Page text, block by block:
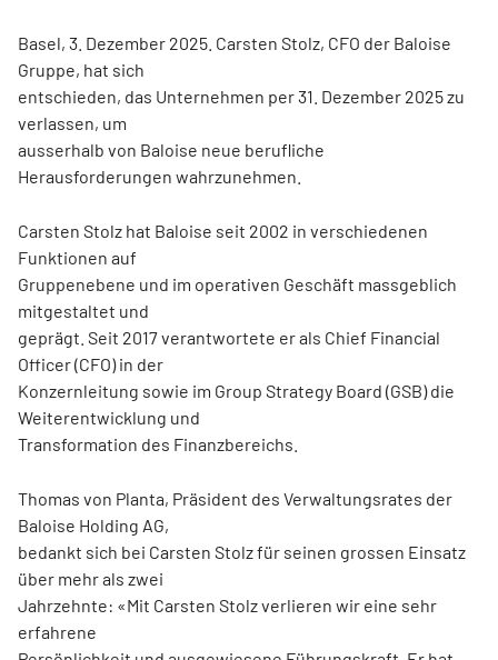
Basel, 3. Dezember 2025. Carsten Stolz, CFO der Baloise
Gruppe, hat sich
entschieden, das Unternehmen per 31. Dezember 2025 zu
verlassen, um
ausserhalb von Baloise neue berufliche
Herausforderungen wahrzunehmen.
Carsten Stolz hat Baloise seit 2002 in verschiedenen
Funktionen auf
Gruppenebene und im operativen Geschäft massgeblich
mitgestaltet und
geprägt. Seit 2017 verantwortete er als Chief Financial
Officer (CFO) in der
Konzernleitung sowie im Group Strategy Board (GSB) die
Weiterentwicklung und
Transformation des Finanzbereichs.
Thomas von Planta, Präsident des Verwaltungsrates der
Baloise Holding AG,
bedankt sich bei Carsten Stolz für seinen grossen Einsatz
über mehr als zwei
Jahrzehnte: «Mit Carsten Stolz verlieren wir eine sehr
erfahrene